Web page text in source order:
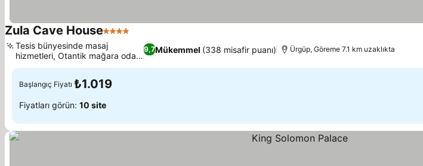
Zula Cave House4 Yıldız
9,7Mükemmel (338 misafir puanı)
Tesis bünyesinde masaj
hizmetleri, Otantik mağara oda
deneyimi
Ürgüp, Göreme 7.1 km uzaklıkta
Başlangıç Fiyatı ₺1.019
Fiyatları görün: 10 site